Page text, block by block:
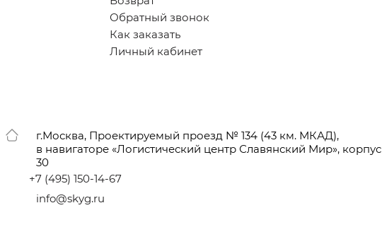
Обратный звонок
Как заказать
Личный кабинет
г.Москва, Проектируемый проезд № 134 (43 км. МКАД),
в навигаторе «Логистический центр Славянский Мир», корпус
30
+7 (495) 150-14-67
info@skyg.ru